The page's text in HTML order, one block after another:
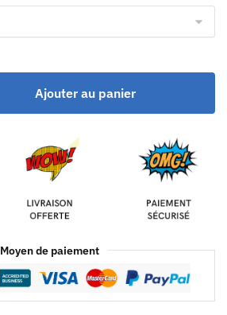
Ajouter au panier
Moyen de paiement